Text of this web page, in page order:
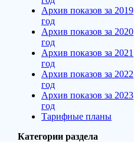
Архив показов за 2019
год
Архив показов за 2020
год
Архив показов за 2021
год
Архив показов за 2022
год
Архив показов за 2023
год
Тарифные планы
Категории раздела